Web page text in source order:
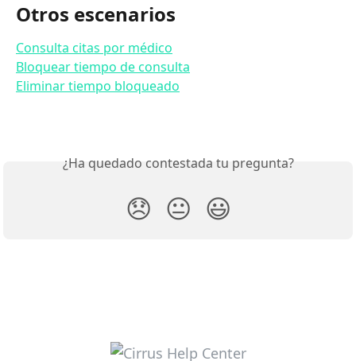
Otros escenarios
Consulta citas por médico
Bloquear tiempo de consulta
Eliminar tiempo bloqueado
¿Ha quedado contestada tu pregunta?
😞 😐 😃